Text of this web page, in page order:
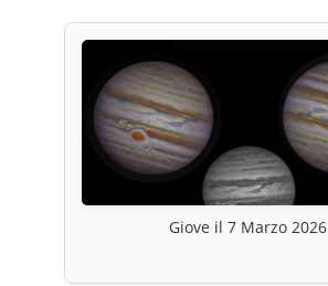
Giove il 7 Marzo 2026